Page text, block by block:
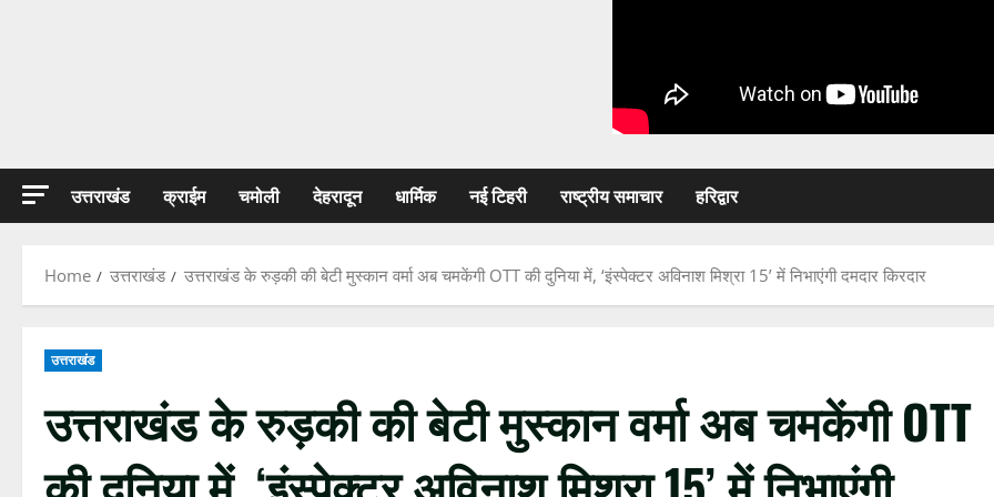
उत्तराखंड क्राईम चमोली देहरादून धार्मिक नई टिहरी राष्ट्रीय समाचार हरिद्वार
Home उत्तराखंड उत्तराखंड के रुड़की की बेटी मुस्कान वर्मा अब चमकेंगी OTT की दुनिया में, ‘इंस्पेक्टर अविनाश मिश्रा 15’ में निभाएंगी दमदार किरदार
उत्तराखंड
उत्तराखंड के रुड़की की बेटी मुस्कान वर्मा अब चमकेंगी OTT